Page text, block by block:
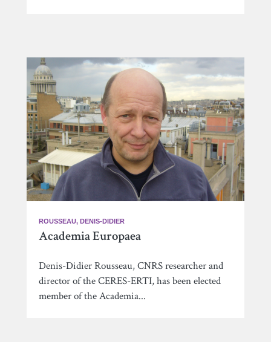
ROUSSEAU, DENIS-DIDIER
Academia Europaea
Denis-Didier Rousseau, CNRS researcher and
director of the CERES-ERTI, has been elected
member of the Academia...